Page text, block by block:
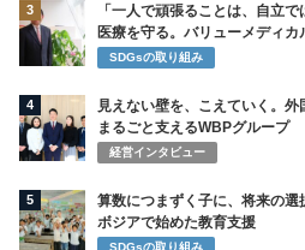
3
「一人で頑張ることは、自立
医療を守る。バリューメディ
SDGsの取り組み
4
見えない壁を、こえていく。
まるごと支えるWBPグループ
経営インタビュー
5
算数につまずく子に、将来の
ボジアで始めた教育支援
SDGsの取り組み